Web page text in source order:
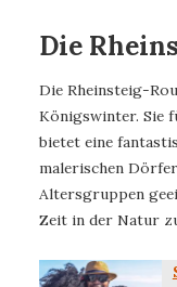
Die
Die Rheinsteig-
Königswinter. Sie
bietet eine
malerischen
Altersgruppen
Zeit in der Natur